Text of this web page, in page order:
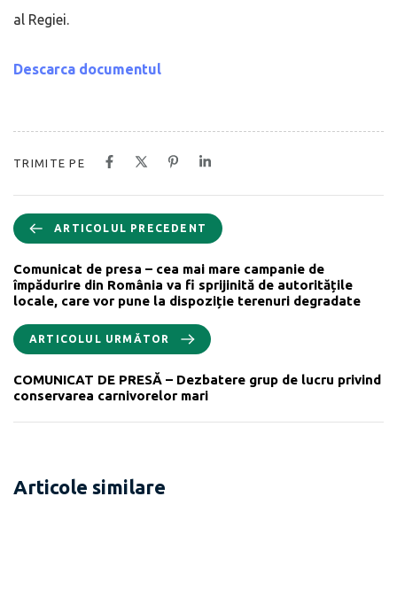
al Regiei.
Descarca documentul
TRIMITE PE
ARTICOLUL PRECEDENT
Comunicat de presa – cea mai mare campanie de
împădurire din România va fi sprijinită de autoritățile
locale, care vor pune la dispoziție terenuri degradate
ARTICOLUL URMĂTOR
COMUNICAT DE PRESĂ – Dezbatere grup de lucru privind
conservarea carnivorelor mari
Articole similare